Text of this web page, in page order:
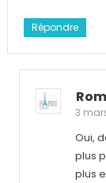
Répondre
3
Oui,
plus
plus